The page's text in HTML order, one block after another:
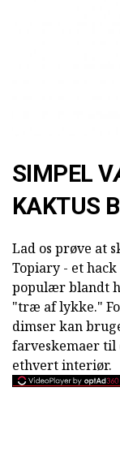
SIMPEL
KAKTUS
Lad os prøve at
Topiary - et
populær blandt
"træ af lykke."
dimser kan
farveskemaer til
ethvert interiør.